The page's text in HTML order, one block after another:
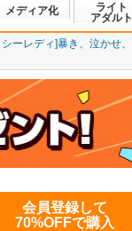
メディア化
ライト
アダルト
ーレディ]暴き、泣かせ、
会員登録して
70%OFFで購入